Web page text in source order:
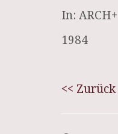
In:
1984
<<